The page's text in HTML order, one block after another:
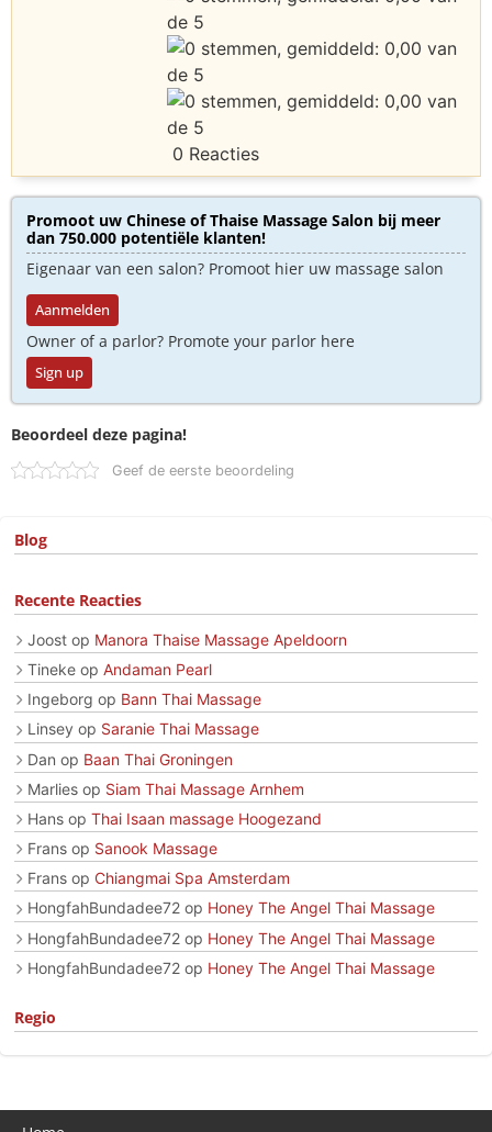
0 Reacties
Promoot uw Chinese of Thaise Massage Salon bij meer
dan 750.000 potentiële klanten!
Eigenaar van een salon? Promoot hier uw massage salon
Aanmelden
Owner of a parlor? Promote your parlor here
Sign up
Beoordeel deze pagina!
Geef de eerste beoordeling
Blog
Recente Reacties
Joost op Manora Thaise Massage Apeldoorn
Tineke op Andaman Pearl
Ingeborg op Bann Thai Massage
Linsey op Saranie Thai Massage
Dan op Baan Thai Groningen
Marlies op Siam Thai Massage Arnhem
Hans op Thai Isaan massage Hoogezand
Frans op Sanook Massage
Frans op Chiangmai Spa Amsterdam
HongfahBundadee72 op Honey The Angel Thai Massage
HongfahBundadee72 op Honey The Angel Thai Massage
HongfahBundadee72 op Honey The Angel Thai Massage
Regio